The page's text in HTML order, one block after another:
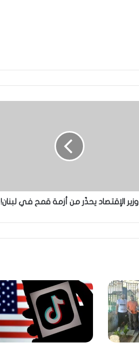
وزير الإقتصاد يحذّر من أزمة قمح في لبنان!